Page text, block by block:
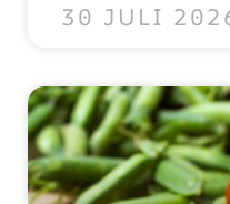
30 JULI